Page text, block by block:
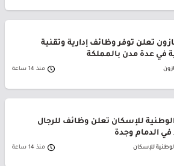
تعلن توفر وظائف إدارية وتقنية
في عدة مدن بالمملكة
منذ 14 ساعة
للإسكان تعلن وظائف للرجال
في الدمام وجدة
للإسكان منذ 14 ساعة